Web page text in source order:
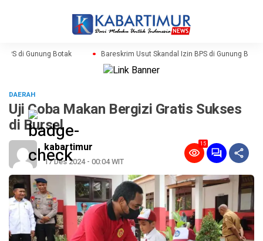
di Gunung Botak Bareskrim Usut Skandal Izin BPS di Gunung Botak
DAERAH
Uji Coba Makan Bergizi Gratis Sukses
di Bursel
kabartimur
17 Des 2024 - 00:04 WIT
15